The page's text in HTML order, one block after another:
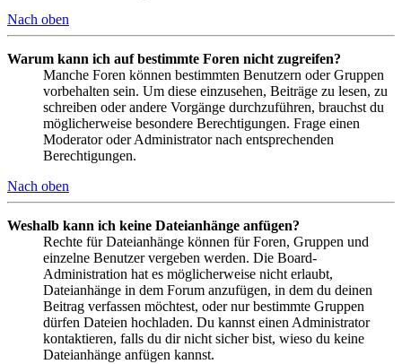
Nach oben
Warum kann ich auf bestimmte Foren nicht zugreifen?
Manche Foren können bestimmten Benutzern oder Gruppen
vorbehalten sein. Um diese einzusehen, Beiträge zu lesen, zu
schreiben oder andere Vorgänge durchzuführen, brauchst du
möglicherweise besondere Berechtigungen. Frage einen
Moderator oder Administrator nach entsprechenden
Berechtigungen.
Nach oben
Weshalb kann ich keine Dateianhänge anfügen?
Rechte für Dateianhänge können für Foren, Gruppen und
einzelne Benutzer vergeben werden. Die Board-
Administration hat es möglicherweise nicht erlaubt,
Dateianhänge in dem Forum anzufügen, in dem du deinen
Beitrag verfassen möchtest, oder nur bestimmte Gruppen
dürfen Dateien hochladen. Du kannst einen Administrator
kontaktieren, falls du dir nicht sicher bist, wieso du keine
Dateianhänge anfügen kannst.